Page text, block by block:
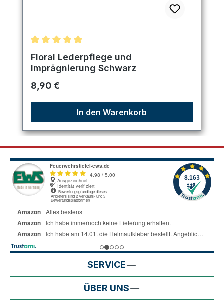
Durchschnittliche Bewertung von 5 von 5 Sternen
Floral Lederpflege und
Imprägnierung Schwarz
Regulärer Preis:
8,90 €
In den Warenkorb
SERVICE
ÜBER UNS